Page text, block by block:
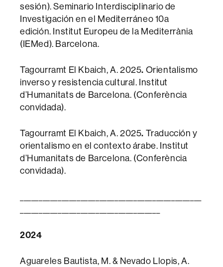
sesión). Seminario Interdisciplinario de
Investigación en el Mediterráneo 10a
edición. Institut Europeu de la Mediterrània
(IEMed). Barcelona.
Tagourramt El Kbaich, A. 2025. Orientalismo
inverso y resistencia cultural. Institut
d’Humanitats de Barcelona. (Conferència
convidada).
Tagourramt El Kbaich, A. 2025. Traducción y
orientalismo en el contexto árabe. Institut
d’Humanitats de Barcelona. (Conferència
convidada).
2024
Aguareles Bautista, M. & Nevado Llopis, A.